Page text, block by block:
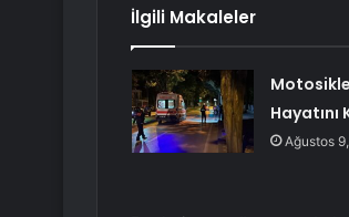
İlgili Makaleler
Ağustos